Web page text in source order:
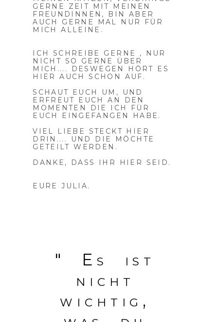
GERNE ZEIT MIT MEINEN
FREUNDINNEN, BIN ABER
AUCH GERNE MAL NUR FÜR
MICH ALLEINE.
ICH SCHREIBE GERNE , NUR
NICHT SO GERNE ÜBER
MICH.... DESWEGEN HÖRT ES
HIER AUCH SCHON AUF.
SCHAUT EUCH UM, UND
ERFREUT EUCH AN DEN
MOMENTEN DIE ICH FÜR
EUCH EINGEFANGEN HABE.
VIEL LIEBE STECKT HIER
DRIN.... UND DIE MÖCHTE
GETEILT WERDEN.
DANKE, DASS IHR HIER SEID.
EURE JULIA.
" Es ist
nicht
wichtig,